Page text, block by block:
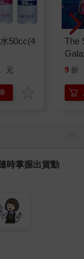
50cc(4
元
The
9 折
時掌握出貨動